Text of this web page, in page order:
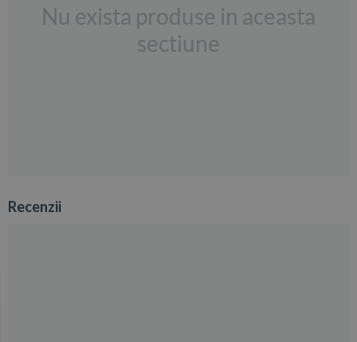
Nu exista produse in aceasta
sectiune
Recenzii